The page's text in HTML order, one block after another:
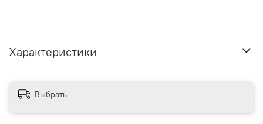
Характеристики
Выбрать